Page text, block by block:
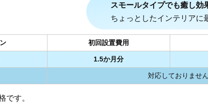
スモールタイプでも癒し効
ちょっとしたインテリアに
初回設置費用
1.5か月分
対応しておりません
です。